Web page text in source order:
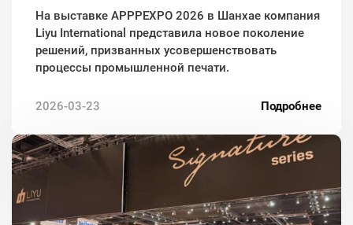
На выставке APPPEXPO 2026 в Шанхае компания
Liyu International представила новое поколение
решений, призванных усовершенствовать
процессы промышленной печати.
2026-03-23 Подробнее